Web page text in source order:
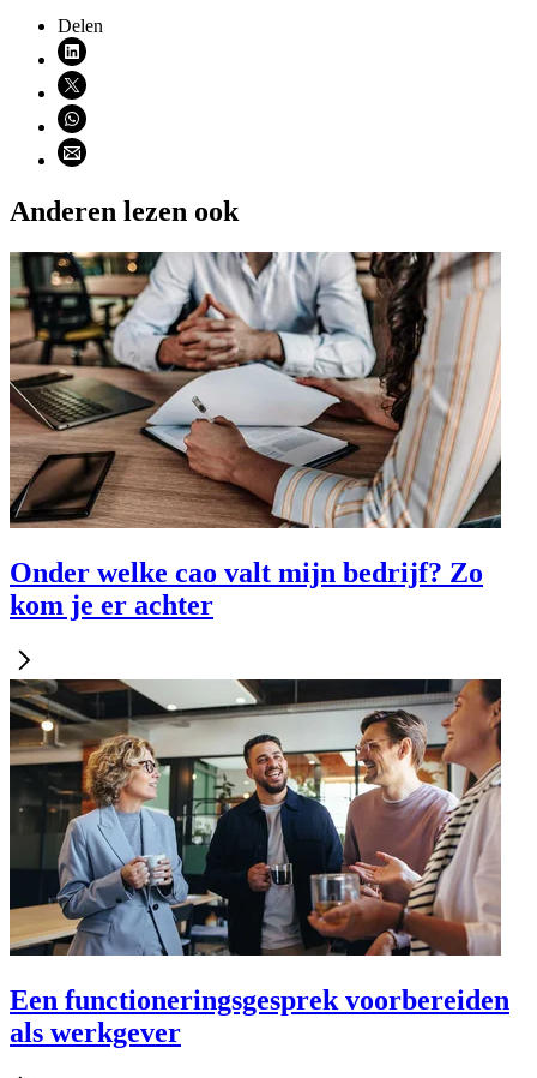
Delen
Deel via LinkedIn (opent nieuw venster)
Deel via X (opent nieuw venster)
Deel via WhatsApp (opent WhatsApp)
Deel via email (opent email programma)
Anderen lezen ook
Onder welke cao valt mijn bedrijf? Zo
kom je er achter
Een functioneringsgesprek voorbereiden
als werkgever